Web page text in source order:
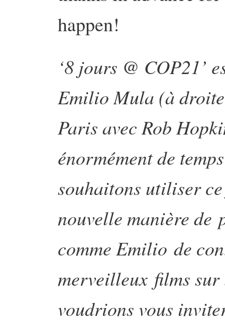
happen!
‘8 jours @ COP21’
Emilio Mula (à
Paris avec Rob
énormément de
souhaitons utiliser
nouvelle manière de
comme Emilio de
merveilleux films
voudrions vous